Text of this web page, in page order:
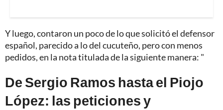
Y luego, contaron un poco de lo que solicitó el defensor
español, parecido a lo del cucuteño, pero con menos
pedidos, en la nota titulada de la siguiente manera: "
De Sergio Ramos hasta el Piojo
López: las peticiones y